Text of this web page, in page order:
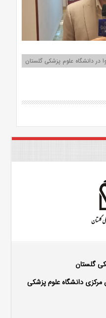
در دانشگاه علوم پزشکی گلستان
گلستان
مرکزی دانشگاه علوم پزشکی